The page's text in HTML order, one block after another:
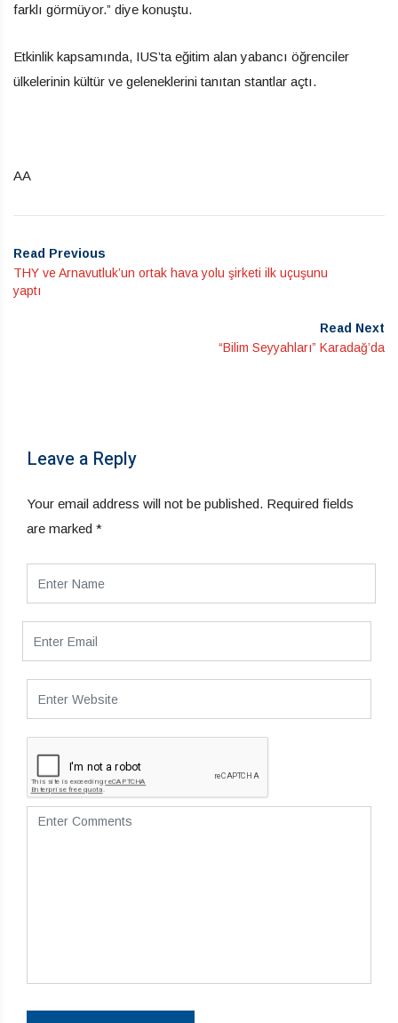
farklı görmüyor.” diye konuştu.
Etkinlik kapsamında, IUS’ta eğitim alan yabancı öğrenciler
ülkelerinin kültür ve geleneklerini tanıtan stantlar açtı.
AA
Read Previous
THY ve Arnavutluk’un ortak hava yolu şirketi ilk uçuşunu
yaptı
Read Next
“Bilim Seyyahları” Karadağ’da
Leave a Reply
Your email address will not be published. Required fields
are marked *